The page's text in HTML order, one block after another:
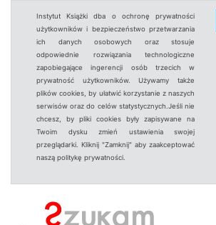
Instytut Książki dba o ochronę prywatności
użytkowników i bezpieczeństwo przetwarzania
ich danych osobowych oraz stosuje
odpowiednie rozwiązania technologiczne
zapobiegające ingerencji osób trzecich w
prywatność użytkowników. Używamy także
plików cookies, by ułatwić korzystanie z naszych
serwisów oraz do celów statystycznych.Jeśli nie
chcesz, by pliki cookies były zapisywane na
Twoim dysku zmień ustawienia swojej
przeglądarki. Kliknij "Zamknij" aby zaakceptować
naszą politykę prywatności.